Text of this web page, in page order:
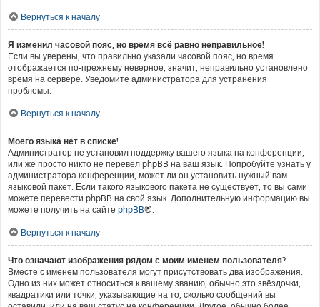
Вернуться к началу
Я изменил часовой пояс, но время всё равно неправильное!
Если вы уверены, что правильно указали часовой пояс, но время
отображается по-прежнему неверное, значит, неправильно установлено
время на сервере. Уведомите администратора для устранения
проблемы.
Вернуться к началу
Моего языка нет в списке!
Администратор не установил поддержку вашего языка на конференции,
или же просто никто не перевёл phpBB на ваш язык. Попробуйте узнать у
администратора конференции, может ли он установить нужный вам
языковой пакет. Если такого языкового пакета не существует, то вы сами
можете перевести phpBB на свой язык. Дополнительную информацию вы
можете получить на сайте phpBB®.
Вернуться к началу
Что означают изображения рядом с моим именем пользователя?
Вместе с именем пользователя могут присутствовать два изображения.
Одно из них может относиться к вашему званию, обычно это звёздочки,
квадратики или точки, указывающие на то, сколько сообщений вы